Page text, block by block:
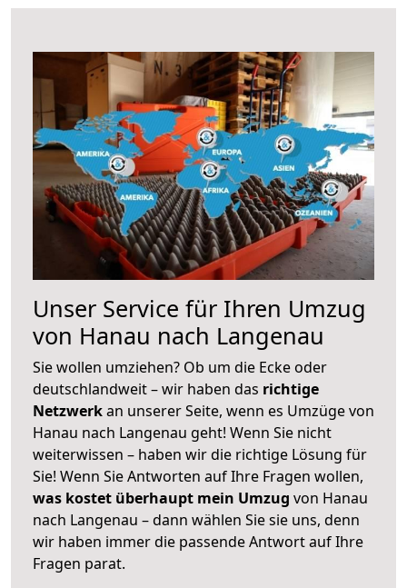
Unser Service für Ihren Umzug
von Hanau nach Langenau
Sie wollen umziehen? Ob um die Ecke oder
deutschlandweit – wir haben das richtige
Netzwerkan unserer Seite, wenn es Umzüge von
Hanau nach Langenau geht! Wenn Sie nicht
weiterwissen – haben wir die richtige Lösung für
Sie! Wenn Sie Antworten auf Ihre Fragen wollen,
was kostet überhaupt mein Umzug von Hanau
nach Langenau – dann wählen Sie sie uns, denn
wir haben immer die passende Antwort auf Ihre
Fragen parat.